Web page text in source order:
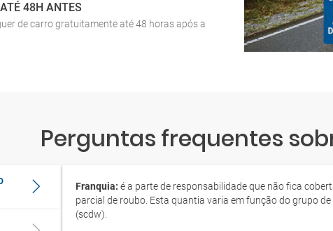
48H ANTES
de carro gratuitamente até 48 horas após a
Perguntas frequentes
Franquia:é a parte de responsabilidade que não fica
parcial de roubo. Esta quantia varia em função do grupo
(scdw).